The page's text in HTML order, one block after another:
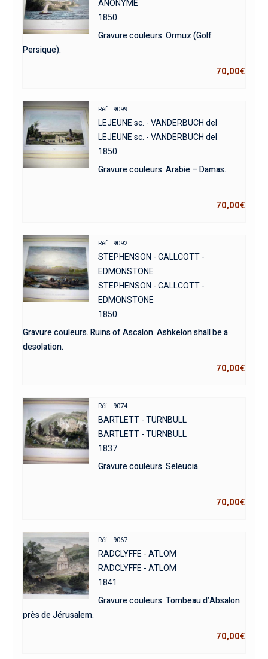
ANONYME
1850
Gravure couleurs. Ormuz (Golf
Persique).
70,00€
Réf : 9099
LEJEUNE sc. - VANDERBUCH del
LEJEUNE sc. - VANDERBUCH del
1850
Gravure couleurs. Arabie – Damas.
70,00€
Réf : 9092
STEPHENSON - CALLCOTT -
EDMONSTONE
STEPHENSON - CALLCOTT -
EDMONSTONE
1850
Gravure couleurs. Ruins of Ascalon. Ashkelon shall be a
desolation.
70,00€
Réf : 9074
BARTLETT - TURNBULL
BARTLETT - TURNBULL
1837
Gravure couleurs. Seleucia.
70,00€
Réf : 9067
RADCLYFFE - ATLOM
RADCLYFFE - ATLOM
1841
Gravure couleurs. Tombeau d’Absalon
près de Jérusalem.
70,00€